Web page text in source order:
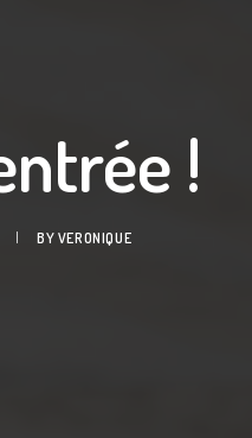
!
BY VERONIQUE